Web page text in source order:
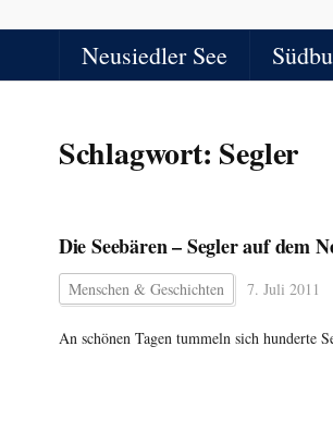
Neusiedler See
Schlagwort: Segler
Die Seebären – Segler auf dem
Menschen & Geschichten 7. Juli 2011
An schönen Tagen tummeln sich hunderte